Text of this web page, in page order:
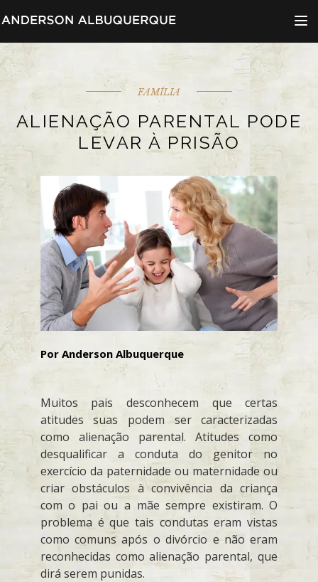
Menu
FAMÍLIA
ALIENAÇÃO PARENTAL PODE
LEVAR À PRISÃO
Por Anderson Albuquerque
Muitos pais desconhecem que certas
atitudes suas podem ser caracterizadas
como alienação parental. Atitudes como
desqualificar a conduta do genitor no
exercício da paternidade ou maternidade ou
criar obstáculos à convivência da criança
com o pai ou a mãe sempre existiram. O
problema é que tais condutas eram vistas
como comuns após o divórcio e não eram
reconhecidas como alienação parental, que
dirá serem punidas.